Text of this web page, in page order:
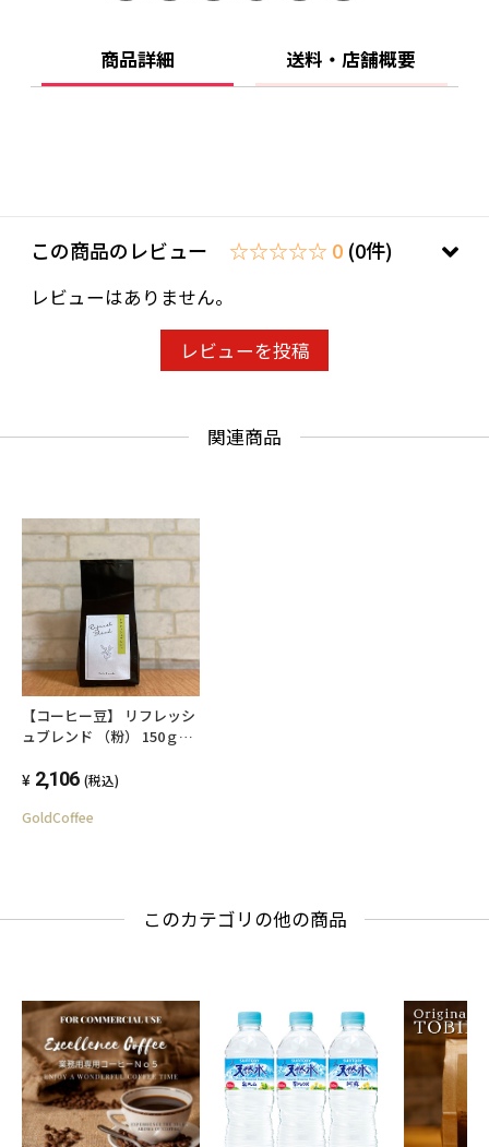
商品詳細 送料・店舗概要
この商品のレビュー ☆☆☆☆☆ 0 (0件)
レビューはありません。
レビューを投稿
関連商品
【コーヒー豆】 リフレッシ
ュブレンド （粉） 150ｇ
2,106 (税込)
GoldCoffee
このカテゴリの他の商品